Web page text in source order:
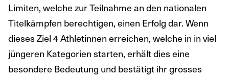
Limiten, welche zur Teilnahme an den nationalen
Titelkämpfen berechtigen, einen Erfolg dar. Wenn
dieses Ziel 4 Athletinnen erreichen, welche in in viel
jüngeren Kategorien starten, erhält dies eine
besondere Bedeutung und bestätigt ihr grosses